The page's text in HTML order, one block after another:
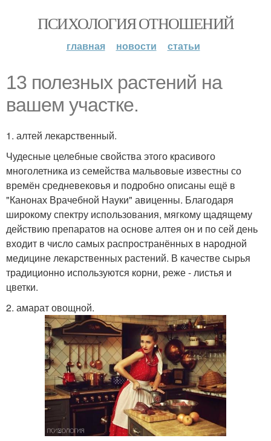
ПСИХОЛОГИЯ ОТНОШЕНИЙ
главная новости статьи
13 полезных растений на
вашем участке.
1. алтей лекарственный.
Чудесные целебные свойства этого красивого
многолетника из семейства мальвовые известны со
времён средневековья и подробно описаны ещё в
"Канонах Врачебной Науки" авиценны. Благодаря
широкому спектру использования, мягкому щадящему
действию препаратов на основе алтея он и по сей день
входит в число самых распространённых в народной
медицине лекарственных растений. В качестве сырья
традиционно используются корни, реже - листья и
цветки.
2. амарат овощной.